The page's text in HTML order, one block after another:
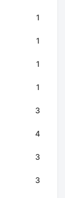
1
1
1
1
3
4
3
3